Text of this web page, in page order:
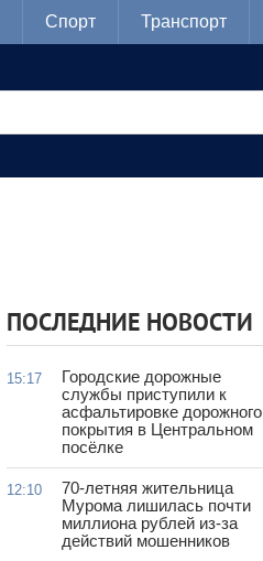
Спорт Транспорт
ПОСЛЕДНИЕ НОВОСТИ
15:17
Городские дорожные
службы приступили к
асфальтировке дорожного
покрытия в Центральном
посёлке
12:10
70-летняя жительница
Мурома лишилась почти
миллиона рублей из-за
действий мошенников